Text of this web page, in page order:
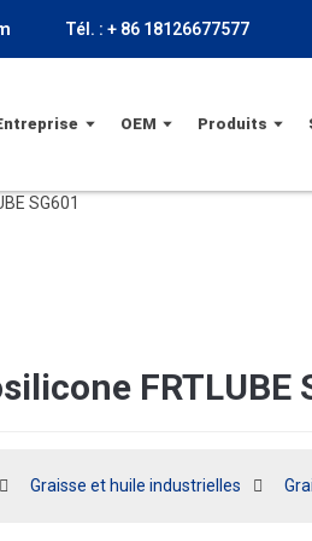
Tél. : + 86 18126677577
OEM Produits
FRTLUBE
Graisse et huile industrielles